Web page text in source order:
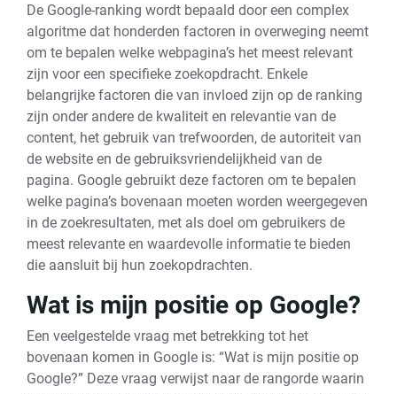
De Google-ranking wordt bepaald door een complex
algoritme dat honderden factoren in overweging neemt
om te bepalen welke webpagina’s het meest relevant
zijn voor een specifieke zoekopdracht. Enkele
belangrijke factoren die van invloed zijn op de ranking
zijn onder andere de kwaliteit en relevantie van de
content, het gebruik van trefwoorden, de autoriteit van
de website en de gebruiksvriendelijkheid van de
pagina. Google gebruikt deze factoren om te bepalen
welke pagina’s bovenaan moeten worden weergegeven
in de zoekresultaten, met als doel om gebruikers de
meest relevante en waardevolle informatie te bieden
die aansluit bij hun zoekopdrachten.
Wat is mijn positie op Google?
Een veelgestelde vraag met betrekking tot het
bovenaan komen in Google is: “Wat is mijn positie op
Google?” Deze vraag verwijst naar de rangorde waarin